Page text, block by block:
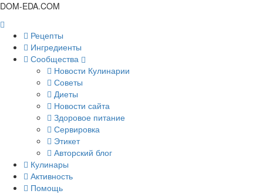
DOM-EDA.COM
Рецепты
Ингредиенты
Сообщества
Новости Кулинарии
Советы
Диеты
Новости сайта
Здоровое питание
Сервировка
Этикет
Авторский блог
Кулинары
Активность
Помощь